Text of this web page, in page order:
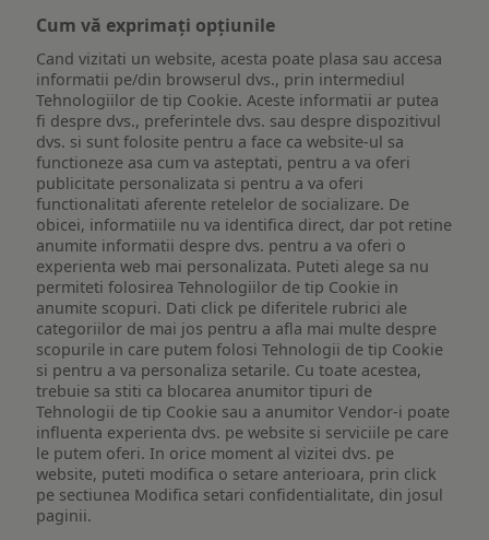
Cum vă exprimați opțiunile
Cand vizitati un website, acesta poate plasa sau accesa
informatii pe/din browserul dvs., prin intermediul
Tehnologiilor de tip Cookie. Aceste informatii ar putea
fi despre dvs., preferintele dvs. sau despre dispozitivul
dvs. si sunt folosite pentru a face ca website-ul sa
functioneze asa cum va asteptati, pentru a va oferi
publicitate personalizata si pentru a va oferi
functionalitati aferente retelelor de socializare. De
obicei, informatiile nu va identifica direct, dar pot retine
anumite informatii despre dvs. pentru a va oferi o
experienta web mai personalizata. Puteti alege sa nu
permiteti folosirea Tehnologiilor de tip Cookie in
anumite scopuri. Dati click pe diferitele rubrici ale
categoriilor de mai jos pentru a afla mai multe despre
scopurile in care putem folosi Tehnologii de tip Cookie
si pentru a va personaliza setarile. Cu toate acestea,
trebuie sa stiti ca blocarea anumitor tipuri de
Tehnologii de tip Cookie sau a anumitor Vendor-i poate
influenta experienta dvs. pe website si serviciile pe care
le putem oferi. In orice moment al vizitei dvs. pe
website, puteti modifica o setare anterioara, prin click
pe sectiunea Modifica setari confidentialitate, din josul
paginii.